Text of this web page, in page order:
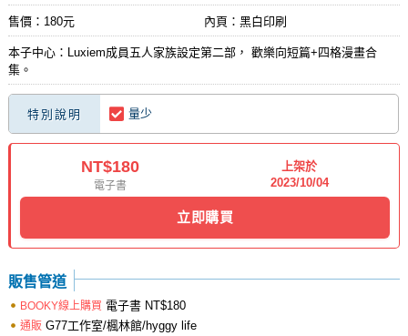
售價：180元 內頁：黑白印刷
本子中心：Luxiem成員五人家族設定第二部， 歡樂向短篇+四格漫畫合
集。
特別說明 量少
NT$180
電子書
上架於
2023/10/04
立即購買
販售管道
BOOKY線上購買 電子書 NT$180
通販 G77工作室/楓林館/hyggy life